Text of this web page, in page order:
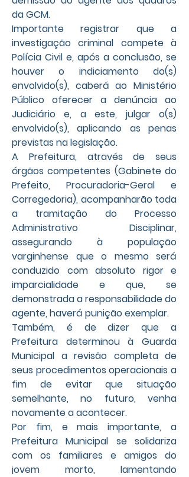
da GCM.
Importante registrar que a
investigação criminal compete à
Polícia Civil e, após a conclusão, se
houver o indiciamento do(s)
envolvido(s), caberá ao Ministério
Público oferecer a denúncia ao
Judiciário e, a este, julgar o(s)
envolvido(s), aplicando as penas
previstas na legislação.
A Prefeitura, através de seus
órgãos competentes (Gabinete do
Prefeito, Procuradoria-Geral e
Corregedoria), acompanharão toda
a tramitação do Processo
Administrativo Disciplinar,
assegurando à população
varginhense que o mesmo será
conduzido com absoluto rigor e
imparcialidade e que, se
demonstrada a responsabilidade do
agente, haverá punição exemplar.
Também, é de dizer que a
Prefeitura determinou à Guarda
Municipal a revisão completa de
seus procedimentos operacionais a
fim de evitar que situação
semelhante, no futuro, venha
novamente a acontecer.
Por fim, e mais importante, a
Prefeitura Municipal se solidariza
com os familiares e amigos do
jovem morto, lamentando